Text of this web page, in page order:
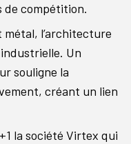
de compétition.
l’architecture
Un
souligne la
créant un lien
la société Virtex qui